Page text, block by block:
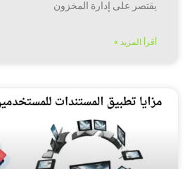
يقتصر على إدارة المخزون
أقرأ المزيد »